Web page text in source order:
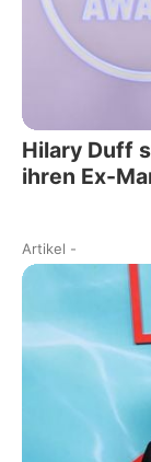
Hilary Duff
ihren Ex-
Artikel -